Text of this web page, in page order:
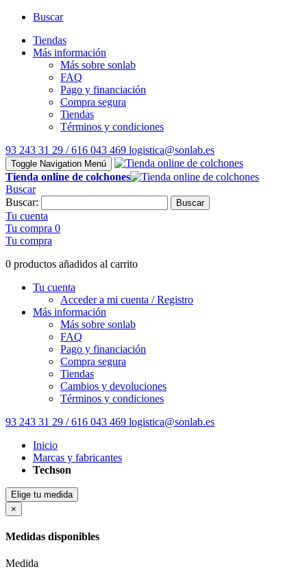
Buscar
Tiendas
Más información
Más sobre sonlab
FAQ
Pago y financiación
Compra segura
Tiendas
Términos y condiciones
93 243 31 29 / 616 043 469 logistica@sonlab.es
Toggle Navigation Menú
Tienda online de colchones
Buscar
Buscar:
Buscar
Tu cuenta
Tu compra 0
Tu compra
0 productos añadidos al carrito
Tu cuenta
Acceder a mi cuenta / Registro
Más información
Más sobre sonlab
FAQ
Pago y financiación
Compra segura
Tiendas
Cambios y devoluciones
Términos y condiciones
93 243 31 29 / 616 043 469 logistica@sonlab.es
Inicio
Marcas y fabricantes
Techson
Elige tu medida
×
Medidas disponibles
Medida